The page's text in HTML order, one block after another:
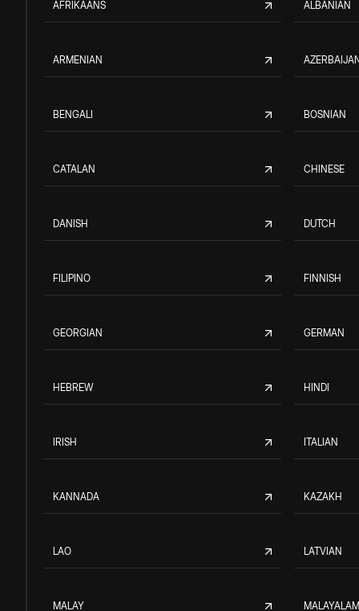
AFRIKAANS ALBANIAN
ARMENIAN
BENGALI BOSNIAN
CATALAN CHINESE
DANISH DUTCH
FILIPINO FINNISH
GEORGIAN GERMAN
HEBREW HINDI
IRISH ITALIAN
KANNADA KAZAKH
LAO LATVIAN
MALAY MALAYALAM